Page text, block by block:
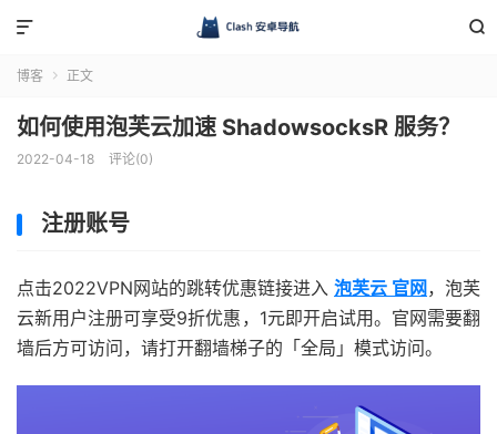


博客  正文
如何使用泡芙云加速 ShadowsocksR 服务？
2022-04-18 评论(0)
注册账号
点击2022VPN网站的跳转优惠链接进入 泡芙云 官网 ，泡芙
云新用户注册可享受9折优惠，1元即开启试用。官网需要翻
墙后方可访问，请打开翻墙梯子的「全局」模式访问。